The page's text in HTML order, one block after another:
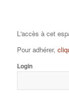
L'accès à cet
Pour adhérer,
Login